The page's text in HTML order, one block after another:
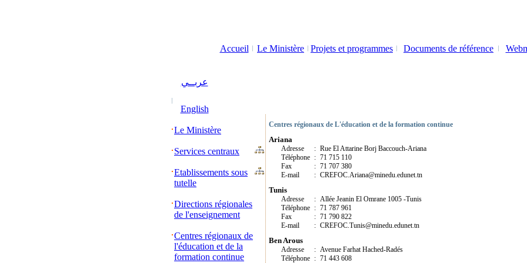
Accueil Le Ministère Projets et programmes Documents de référence
عربــي
English
Le Ministère
Services centraux
Etablissements sous
tutelle
Directions régionales
de l'enseignement
Centres régionaux de
l'éducation et de la
formation continue
Centres régionaux de L'éducation et de la formation continue
Ariana
Adresse : Rue El Attarine Borj Baccouch-Ariana
Téléphone : 71 715 110
Fax
: 71 707 380
E-mail
: CREFOC.Ariana@minedu.edunet.tn
Tunis
Adresse : Allée Jeanin El Omrane 1005 -Tunis
Téléphone : 71 787 961
Fax
: 71 790 822
E-mail
: CREFOC.Tunis@minedu.edunet.tn
Ben Arous
Adresse : Avenue Farhat Hached-Radés
Téléphone : 71 443 608